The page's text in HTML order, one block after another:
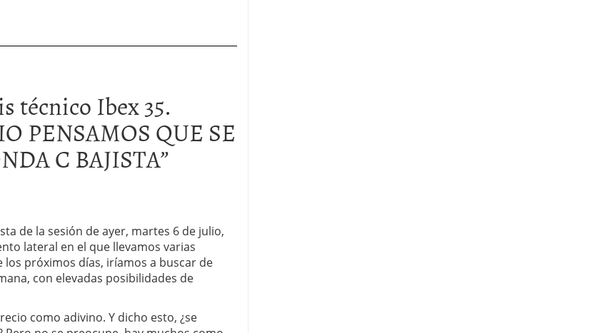
técnico Ibex 35.
PENSAMOS QUE SE
C BAJISTA”
de la sesión de ayer, martes 6 de julio,
lateral en el que llevamos varias
los próximos días, iríamos a buscar de
con elevadas posibilidades de
como adivino. Y dicho esto, ¿se